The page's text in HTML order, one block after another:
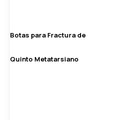
Botas para Fractura de
Quinto Metatarsiano